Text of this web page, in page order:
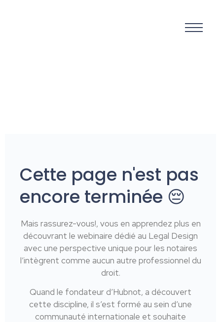
Cette page n'est pas
encore terminée 😔
Mais rassurez-vous!, vous en apprendez plus en
découvrant le webinaire dédié au Legal Design
avec une perspective unique pour les notaires
l’intègrent comme aucun autre professionnel du
droit.
Quand le fondateur d’Hubnot, a découvert
cette discipline, il s’est formé au sein d’une
communauté internationale et souhaite